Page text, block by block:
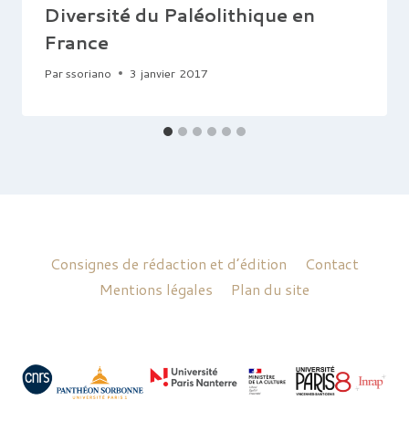
Diversité du Paléolithique en
France
Parssoriano 3 janvier 2017
Consignes de rédaction et d’édition
Contact
Mentions légales
Plan du site